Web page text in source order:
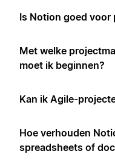
Is Notion goed voor
Met welke
moet ik beginnen?
Kan ik Agile-
Hoe verhouden
spreadsheets of